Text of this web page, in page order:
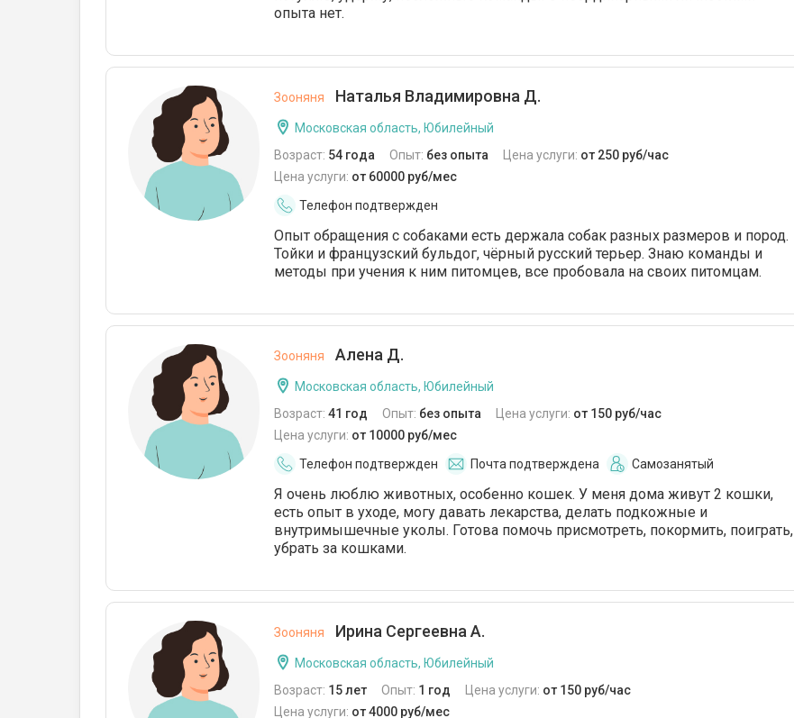
опыта нет.
Зооняня Наталья Владимировна Д.
Московская область, Юбилейный
Возраст: 54 года Опыт: без опыта Цена услуги: от 250 руб/час
Цена услуги: от 60000 руб/мес
Телефон подтвержден
Опыт обращения с собаками есть держала собак разных размеров и пород.
Тойки и французский бульдог, чёрный русский терьер. Знаю команды и
методы при учения к ним питомцев, все пробовала на своих питомцам.
Зооняня Алена Д.
Московская область, Юбилейный
Возраст: 41 год Опыт: без опыта Цена услуги: от 150 руб/час
Цена услуги: от 10000 руб/мес
Телефон подтвержден
Почта подтверждена Самозанятый
Я очень люблю животных, особенно кошек. У меня дома живут 2 кошки,
есть опыт в уходе, могу давать лекарства, делать подкожные и
внутримышечные уколы. Готова помочь присмотреть, покормить, поиграть,
убрать за кошками.
Зооняня Ирина Сергеевна А.
Московская область, Юбилейный
Возраст: 15 лет Опыт: 1 год Цена услуги: от 150 руб/час
Цена услуги: от 4000 руб/мес